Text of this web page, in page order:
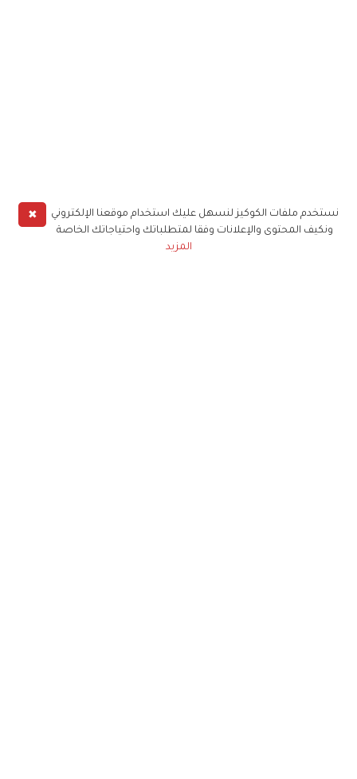
✖
نستخدم ملفات الكوكيز لنسهل عليك استخدام موقعنا الإلكتروني
ونكيف المحتوى والإعلانات وفقا لمتطلباتك واحتياجاتك الخاصة
المزيد